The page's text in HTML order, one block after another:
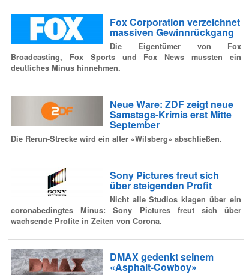
Fox Corporation verzeichnet
massiven Gewinnrückgang
Die Eigentümer von Fox
Broadcasting, Fox Sports und Fox News mussten ein
deutliches Minus hinnehmen.
Neue Ware: ZDF zeigt neue
Samstags-Krimis erst Mitte
September
Die Rerun-Strecke wird ein alter «Wilsberg» abschließen.
Sony Pictures freut sich
über steigenden Profit
Nicht alle Studios klagen über ein
coronabedingtes Minus: Sony Pictures freut sich über
wachsende Profite in Zeiten von Corona.
DMAX gedenkt seinem
«Asphalt-Cowboy»